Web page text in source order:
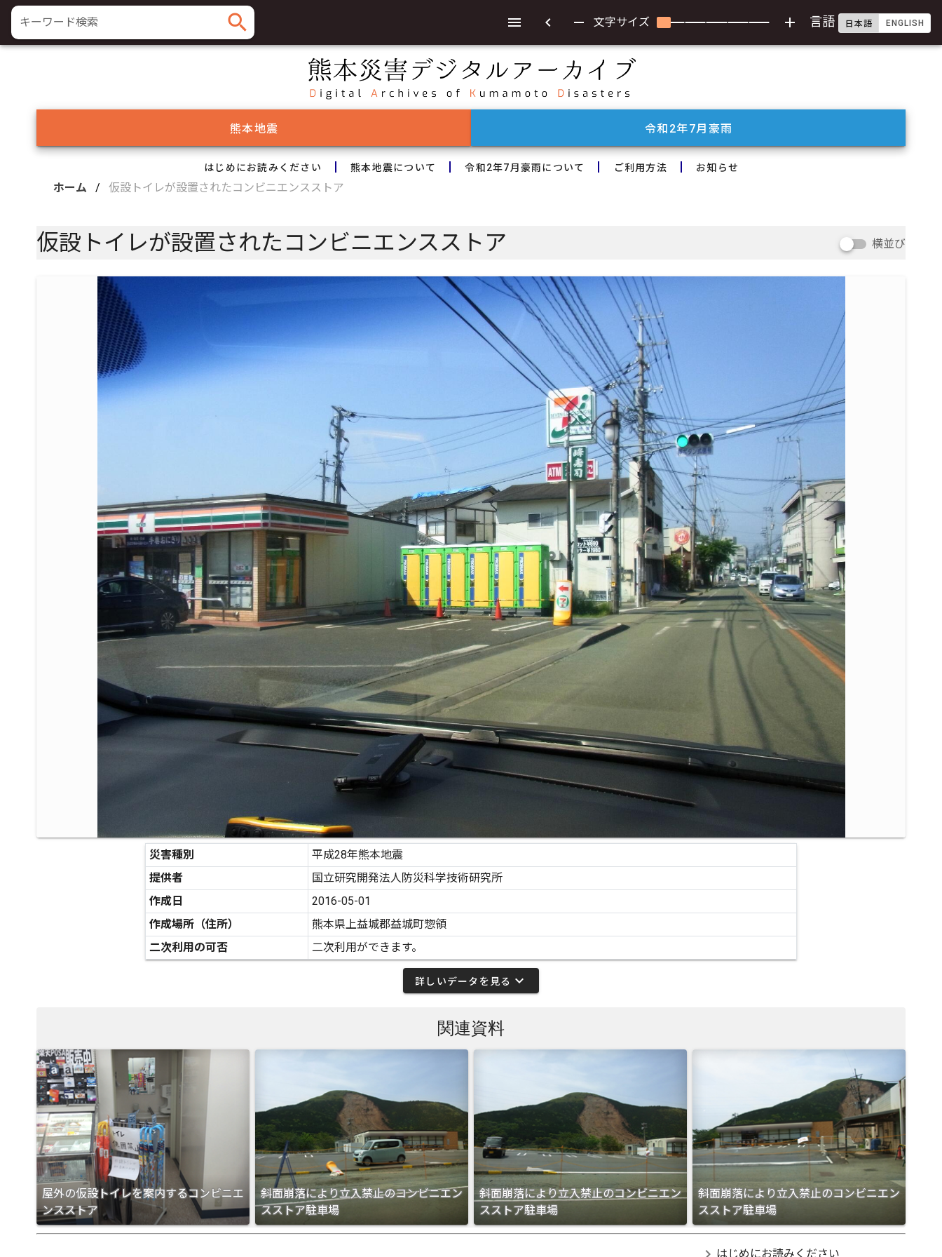
キーワード検索 search chevron_left remove 文字サイズ add 言語 日本語 ENGLISH
熊本地震 令和2年7月豪雨
はじめにお読みください 熊本地震について 令和2年7月豪雨について ご利用方法 お知らせ
ホーム / 仮設トイレが設置されたコンビニエンスストア
仮設トイレが設置されたコンビニエンスストア 横並び
災害種別
平成28年熊本地震
提供者
国立研究開発法人防災科学技術研究所
作成日
2016-05-01
作成場所（住所）
熊本県上益城郡益城町惣領
二次利用の可否
二次利用ができます。
詳しいデータを見る expand_more
関連資料
屋外の仮設トイレを案内するコンビニエ
ンスストア
斜面崩落により立入禁止のコンビニエン
スストア駐車場
斜面崩落により立入禁止のコンビニエン
スストア駐車場
斜面崩落により立入禁止のコンビニエン
スストア駐車場
はじめにお読みください